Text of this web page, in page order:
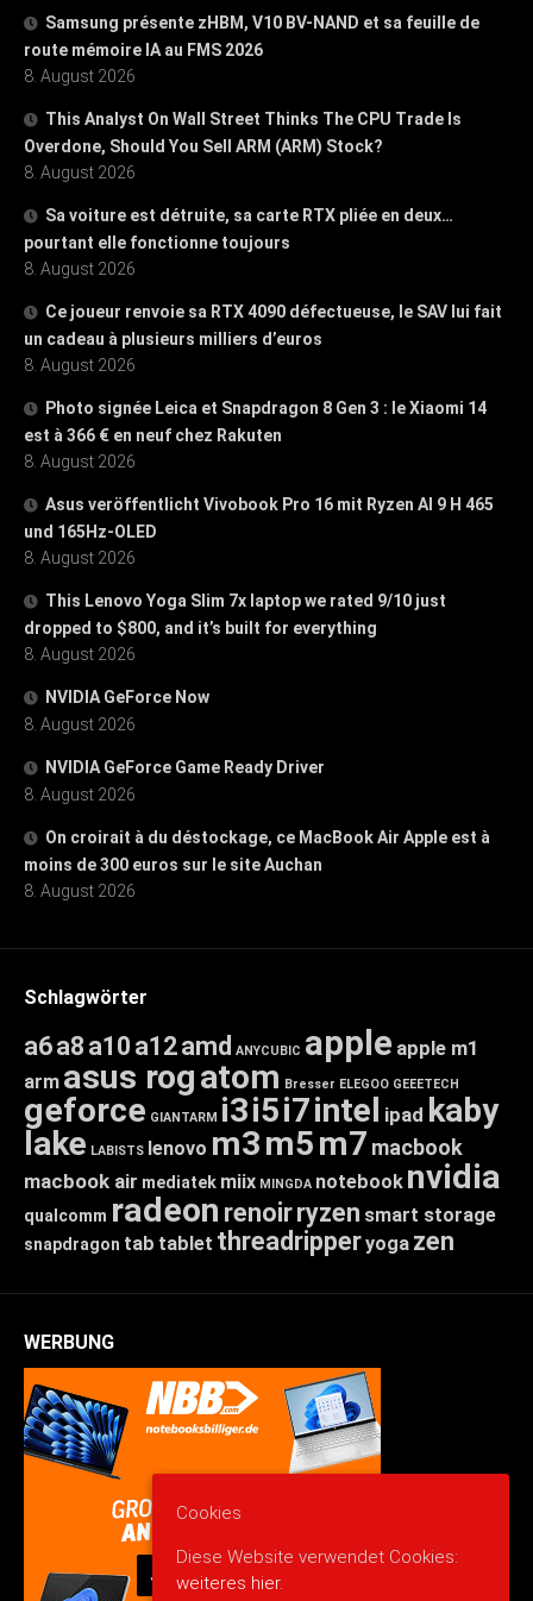
Samsung présente zHBM, V10 BV-NAND et sa feuille de
route mémoire IA au FMS 2026
8. August 2026
This Analyst On Wall Street Thinks The CPU Trade Is
Overdone, Should You Sell ARM (ARM) Stock?
8. August 2026
Sa voiture est détruite, sa carte RTX pliée en deux…
pourtant elle fonctionne toujours
8. August 2026
Ce joueur renvoie sa RTX 4090 défectueuse, le SAV lui fait
un cadeau à plusieurs milliers d’euros
8. August 2026
Photo signée Leica et Snapdragon 8 Gen 3 : le Xiaomi 14
est à 366 € en neuf chez Rakuten
8. August 2026
Asus veröffentlicht Vivobook Pro 16 mit Ryzen AI 9 H 465
und 165Hz-OLED
8. August 2026
This Lenovo Yoga Slim 7x laptop we rated 9/10 just
dropped to $800, and it’s built for everything
8. August 2026
NVIDIA GeForce Now
8. August 2026
NVIDIA GeForce Game Ready Driver
8. August 2026
On croirait à du déstockage, ce MacBook Air Apple est à
moins de 300 euros sur le site Auchan
8. August 2026
Schlagwörter
a6a8 a10 a12amd ANYCUBIC apple apple m1
arm asus rogatom Bresser ELEGOO GEEETECH
geforce GIANTARM i3i5i7intel ipad kaby
lake LABISTS lenovo m3m5m7 macbook
macbook air mediatek miix MINGDA notebook nvidia
qualcomm radeon renoirryzen smart storage
snapdragon tab tablet threadripperyoga zen
WERBUNG
Cookies
Diese Website verwendet Cookies:
weiteres hier.